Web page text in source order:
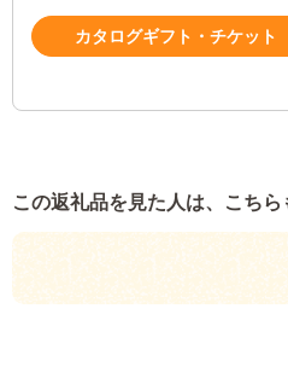
カタログギフト・チケット
この返礼品を見た人は、こち